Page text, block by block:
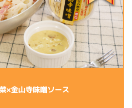
×金山寺味噌ソース